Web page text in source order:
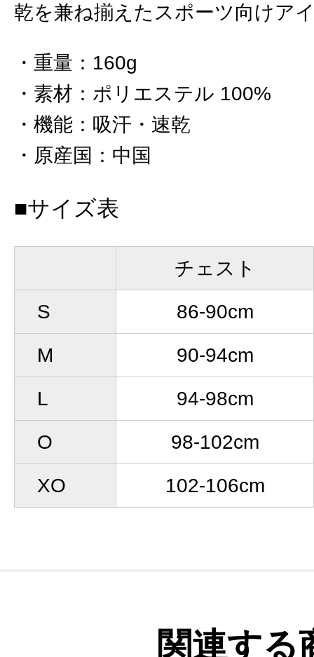
乾を兼ね揃えたスポーツ向けア
重量 ： 160g
素材 ： ポリエステル 100%
機能 ： 吸汗・速乾
原産国 ： 中国
■サイズ表
チェスト
S
86-90cm
M
90-94cm
L
94-98cm
O
98-102cm
XO
102-106cm
関連する